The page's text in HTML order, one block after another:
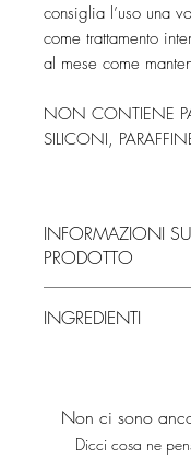
consiglia l’uso una
come trattamento
al mese come
NON CONTIENE
SILICONI,
INFORMAZIONI
PRODOTTO
Bromelina: contenuta
Albicocca noccioli:
Vitamina E naturale:
INGREDIENTI
oil, Glyceryl stearate
alcohol, Prunus
Non ci sono
Dicci cosa ne